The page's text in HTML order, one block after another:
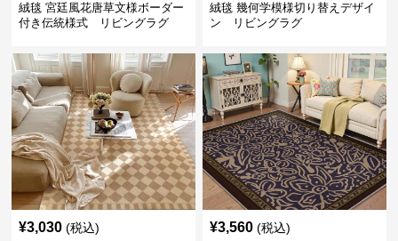
絨毯 宮廷風花唐草文様ボーダー
付き伝統様式 リビングラグ
絨毯 幾何学模様切り替えデザイ
ン リビングラグ
¥3,030 (税込) ¥3,560 (税込)